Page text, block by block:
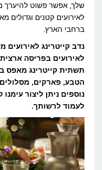
שלך, אפשר פשוט להיערך
לאירועים קטנים וגדולים
ברחבי הארץ.
נדב קייטרינג לאירועים
לאירועים בפריסה
תשתית קייטרינג מאפס
הטבע, פארקים,
לעמוד לרשותך.